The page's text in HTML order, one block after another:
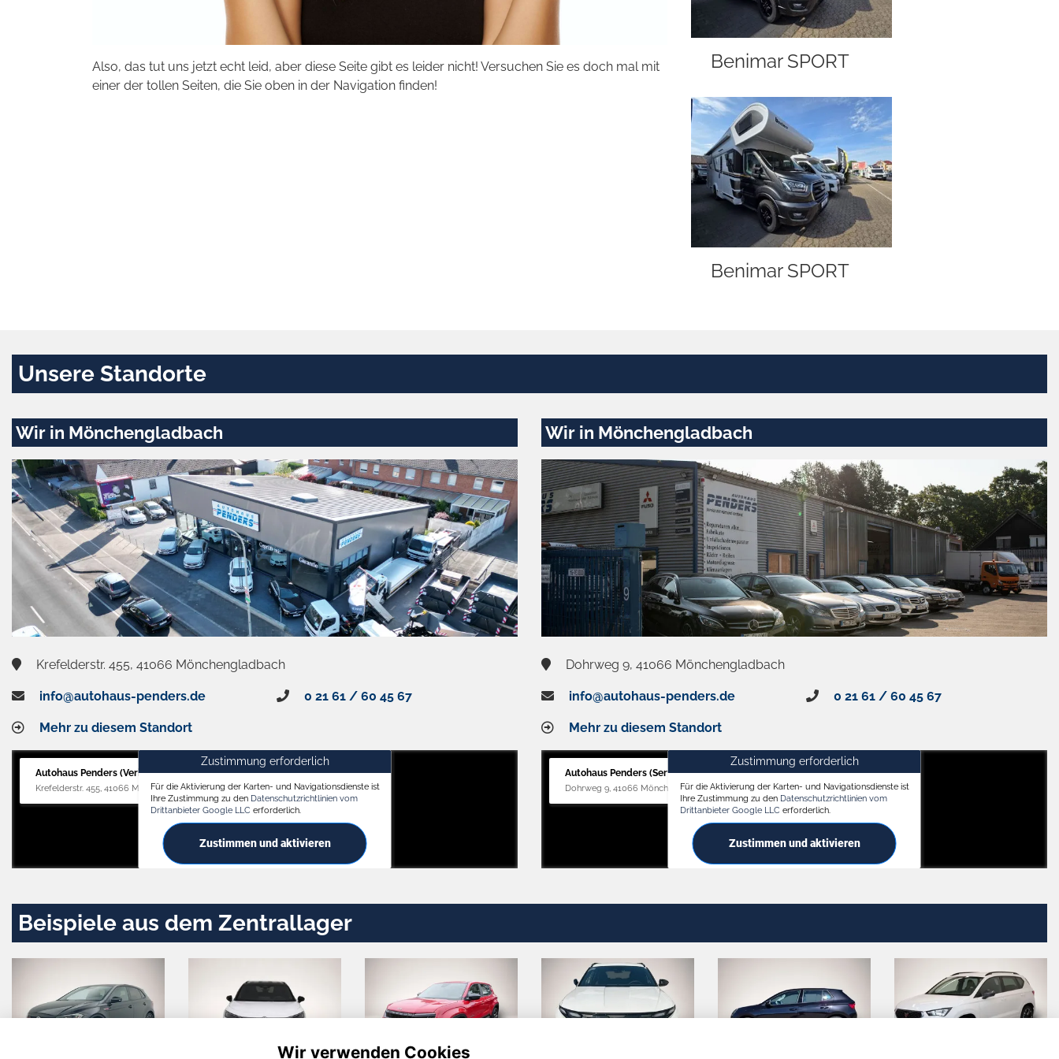
Also, das tut uns jetzt echt leid, aber diese Seite gibt es leider nicht! Versuchen Sie es doch mal mit
einer der tollen Seiten, die Sie oben in der Navigation finden!
Benimar SPORT
Benimar SPORT
Unsere Standorte
Wir in Mönchengladbach
Krefelderstr. 455, 41066 Mönchengladbach
info@autohaus-penders.de 0 21 61 / 60 45 67
Mehr zu diesem Standort
Autohaus Penders (Verkauf)
Krefelderstr. 455, 41066 Mönchengladbach
Zustimmung erforderlich
Für die Aktivierung der Karten- und Navigationsdienste ist
Ihre Zustimmung zu den Datenschutzrichtlinien vom
Drittanbieter Google LLC erforderlich.
Zustimmen und aktivieren
Wir in Mönchengladbach
Dohrweg 9, 41066 Mönchengladbach
info@autohaus-penders.de 0 21 61 / 60 45 67
Mehr zu diesem Standort
Autohaus Penders (Service)
Dohrweg 9, 41066 Mönchengladbach
Zustimmung erforderlich
Für die Aktivierung der Karten- und Navigationsdienste ist
Ihre Zustimmung zu den Datenschutzrichtlinien vom
Drittanbieter Google LLC erforderlich.
Zustimmen und aktivieren
Beispiele aus dem Zentrallager
Wir verwenden Cookies